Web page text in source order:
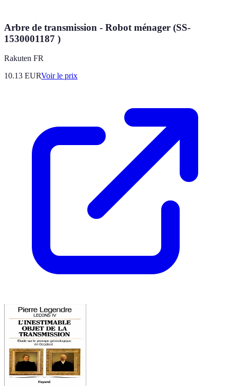
Arbre de transmission - Robot ménager (SS-
1530001187 )
Rakuten FR
10.13 EURVoir le prix